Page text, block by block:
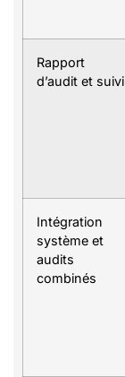
Rapport
d’audit et suivi
Intégration
système et
audits
combinés